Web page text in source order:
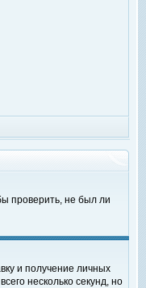
проверить, не был ли
и получение личных
несколько секунд, но